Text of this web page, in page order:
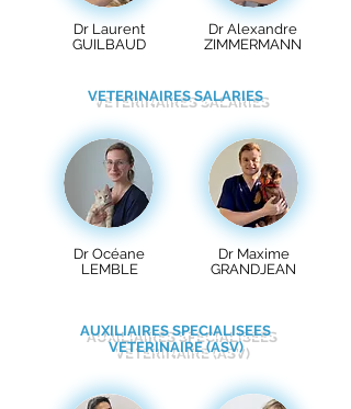
Dr Laurent
GUILBAUD
Dr Alexandre
ZIMMERMANN
VETERINAIRES SALARIES
Dr Océane
LEMBLE
Dr Maxime
GRANDJEAN
AUXILIAIRES SPECIALISEES
VETERINAIRE (ASV)